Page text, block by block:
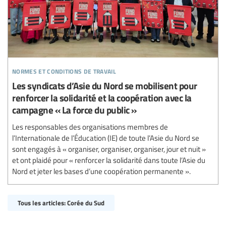
normes et conditions de travail
Les syndicats d’Asie du Nord se mobilisent pour
renforcer la solidarité et la coopération avec la
campagne « La force du public »
Les responsables des organisations membres de
l’Internationale de l’Éducation (IE) de toute l’Asie du Nord se
sont engagés à « organiser, organiser, organiser, jour et nuit »
et ont plaidé pour « renforcer la solidarité dans toute l’Asie du
Nord et jeter les bases d’une coopération permanente ».
Tous les articles: Corée du Sud